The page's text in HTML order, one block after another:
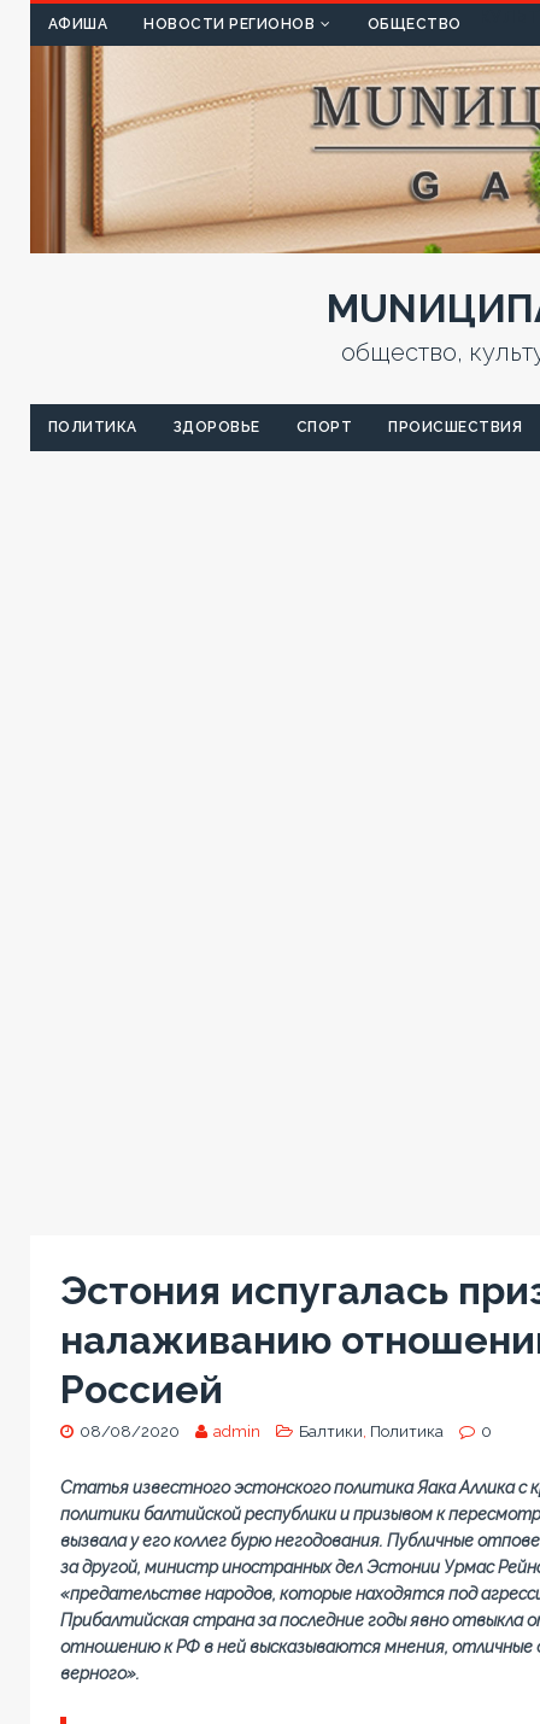
АФИША НОВОСТИ РЕГИОНОВ ОБЩЕСТВО
общество,
ПОЛИТИКА ЗДОРОВЬЕ СПОРТ ПРОИСШЕСТВИЯ
Эстония испугалась
налаживанию
Россией
08/08/2020 admin Балтики Политика 0
Статья известного эстонского политика Яака Аллика с
политики балтийской республики и призывом к
вызвала у его коллег бурю негодования. Публичные
за другой, министр иностранных дел Эстонии Урмас
«предательстве народов, которые находятся под
Прибалтийская страна за последние годы явно отвыкла
отношению к РФ в ней высказываются мнения, отличные
верного».